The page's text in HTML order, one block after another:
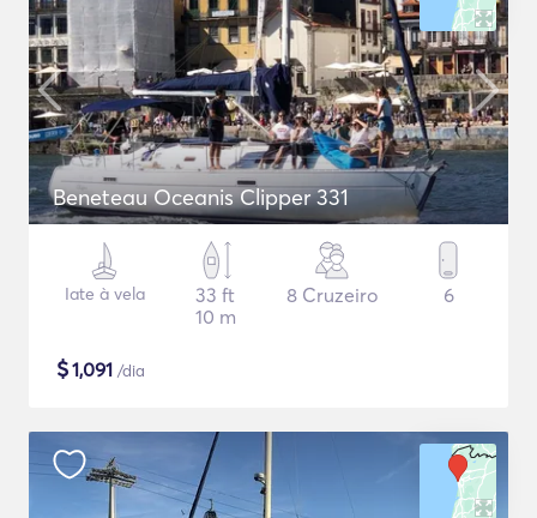
Beneteau Oceanis Clipper 331
Iate à vela
33 ft
10 m
8 Cruzeiro 6
$1,091 /dia